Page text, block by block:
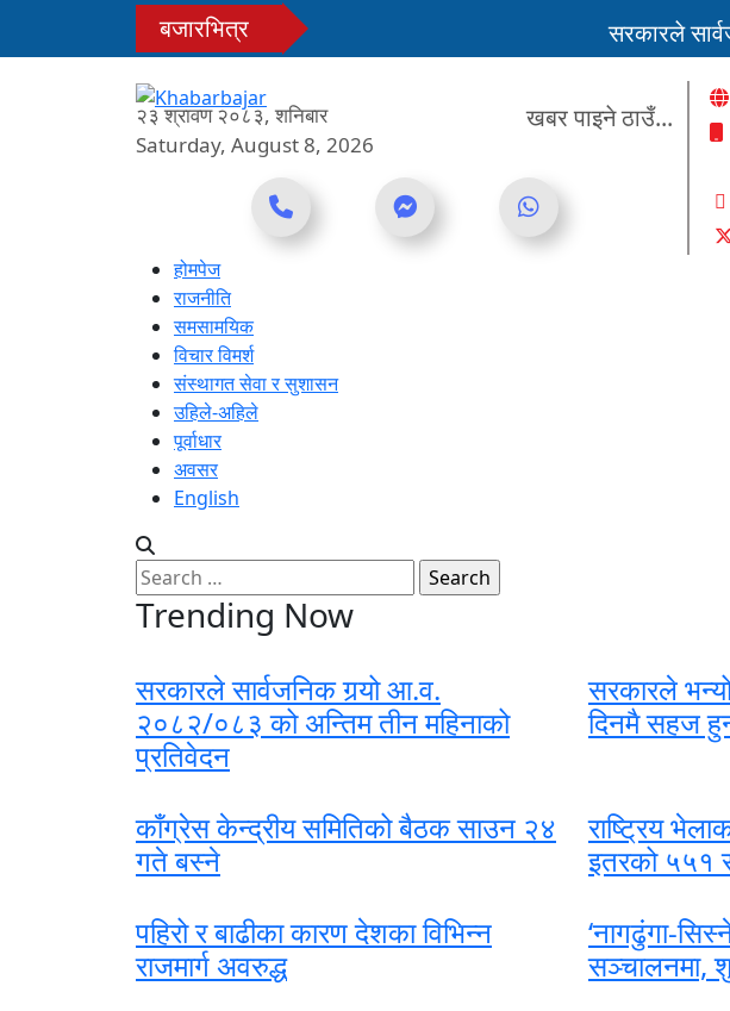
बजारभित्र सरकारले
‘नागढुंगा-
२३ श्रावण २०८३, शनिबार
Saturday, August 8, 2026
खबर पाइने ठाउँ...
Online News Portal
होमपेज
राजनीति
समसामयिक
विचार विमर्श
संस्थागत सेवा र सुशासन
उहिले-अहिले
पूर्वाधार
अवसर
English
Search
for:
Trending Now
सरकारले सार्वजनिक गर्‍यो आ.व.
२०८२/०८३ को अन्तिम तीन महिनाको
प्रतिवेदन
सरकारले
दिनमै सहज
काँग्रेस केन्द्रीय समितिको बैठक साउन २४
गते बस्ने
राष्ट्रिय
इतरको ५५१
पहिरो र बाढीका कारण देशका विभिन्न
राजमार्ग अवरुद्ध
‘नागढुंगा-
सञ्चालनमा,